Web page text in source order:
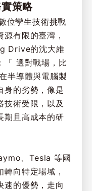
策略
位孿生技術挑戰
有限的臺灣，
Drive的沈大維
「 選對戰場，比
半導體與電腦製
身的劣勢，像是
技術受限，以及
期且高成本的研
、Tesla 等國
向特定場域，
速的優勢，走向